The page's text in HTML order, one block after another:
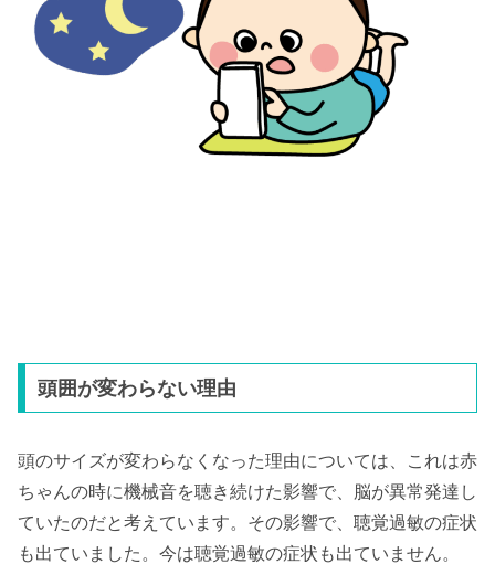
頭囲が変わらない理由
頭のサイズが変わらなくなった理由については、これは赤
ちゃんの時に機械音を聴き続けた影響で、脳が異常発達し
ていたのだと考えています。その影響で、聴覚過敏の症状
も出ていました。今は聴覚過敏の症状も出ていません。